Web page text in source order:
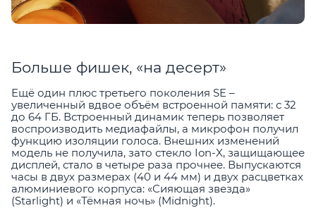
Больше фишек, «на десерт»
Ещё один плюс третьего поколения SE –
увеличенный вдвое объём встроенной памяти: с 32
до 64 ГБ. Встроенный динамик теперь позволяет
воспроизводить медиафайлы, а микрофон получил
функцию изоляции голоса. Внешних изменений
модель не получила, зато стекло Ion-X, защищающее
дисплей, стало в четыре раза прочнее. Выпускаются
часы в двух размерах (40 и 44 мм) и двух расцветках
алюминиевого корпуса: «Сияющая звезда»
(Starlight) и «Тёмная ночь» (Midnight).